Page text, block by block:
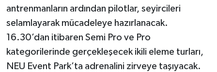
antrenmanların ardından pilotlar, seyircileri
selamlayarak mücadeleye hazırlanacak.
16.30’dan itibaren Semi Pro ve Pro
kategorilerinde gerçekleşecek ikili eleme turları,
NEU Event Park’ta adrenalini zirveye taşıyacak.